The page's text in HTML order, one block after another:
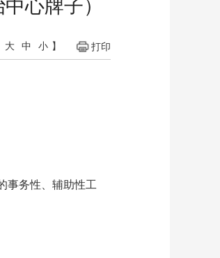
心牌子）
打印
大 中 小 】
事务性、辅助性工